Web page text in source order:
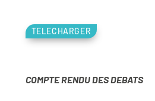
TELECHARGER
COMPTE RENDU DES DEBATS